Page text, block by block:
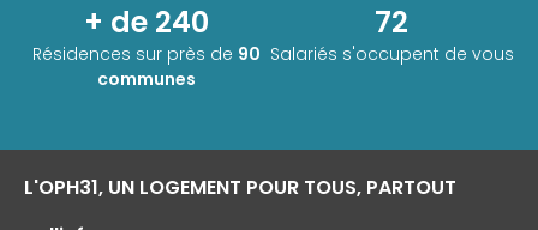
+ de 240
Résidences sur près de 90
communes
72
Salariés s'occupent de vous
L'OPH31, UN LOGEMENT POUR TOUS, PARTOUT